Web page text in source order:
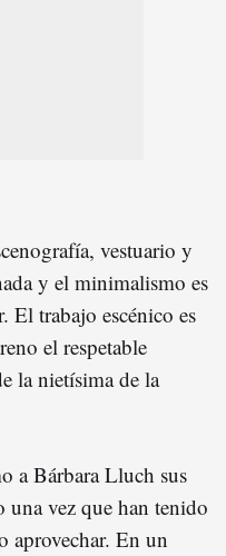
vestuario y
y el minimalismo es
El trabajo escénico es
el respetable
la nietísima de la
a Bárbara Lluch sus
una vez que han tenido
aprovechar. En un